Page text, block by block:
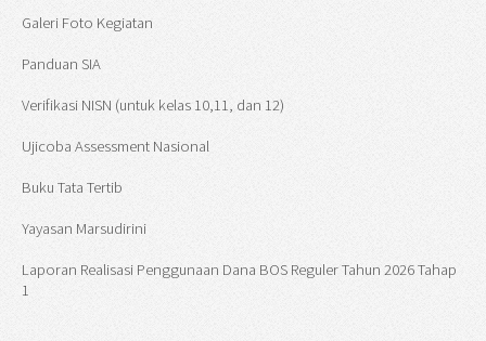
Galeri Foto Kegiatan
Panduan SIA
Verifikasi NISN (untuk kelas 10,11, dan 12)
Ujicoba Assessment Nasional
Buku Tata Tertib
Yayasan Marsudirini
Laporan Realisasi Penggunaan Dana BOS Reguler Tahun 2026 Tahap
1